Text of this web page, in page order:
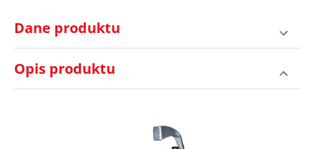
Dane produktu
Opis produktu